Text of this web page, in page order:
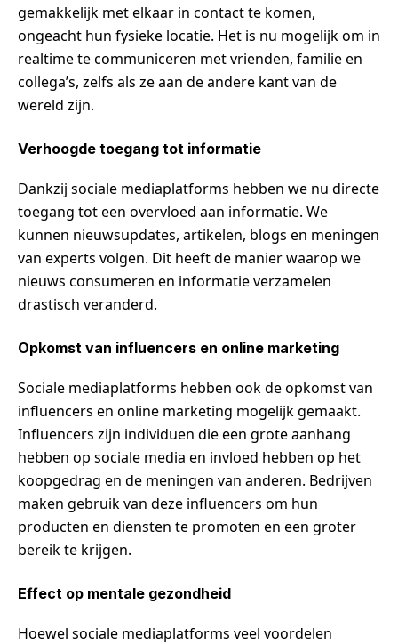
gemakkelijk met elkaar in contact te komen,
ongeacht hun fysieke locatie. Het is nu mogelijk om in
realtime te communiceren met vrienden, familie en
collega’s, zelfs als ze aan de andere kant van de
wereld zijn.
Verhoogde toegang tot informatie
Dankzij sociale mediaplatforms hebben we nu directe
toegang tot een overvloed aan informatie. We
kunnen nieuwsupdates, artikelen, blogs en meningen
van experts volgen. Dit heeft de manier waarop we
nieuws consumeren en informatie verzamelen
drastisch veranderd.
Opkomst van influencers en online marketing
Sociale mediaplatforms hebben ook de opkomst van
influencers en online marketing mogelijk gemaakt.
Influencers zijn individuen die een grote aanhang
hebben op sociale media en invloed hebben op het
koopgedrag en de meningen van anderen. Bedrijven
maken gebruik van deze influencers om hun
producten en diensten te promoten en een groter
bereik te krijgen.
Effect op mentale gezondheid
Hoewel sociale mediaplatforms veel voordelen